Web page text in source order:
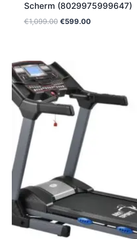
Scherm (8029975999647)
€1,099.00 Oorspronkelijke
€599.00Huidige